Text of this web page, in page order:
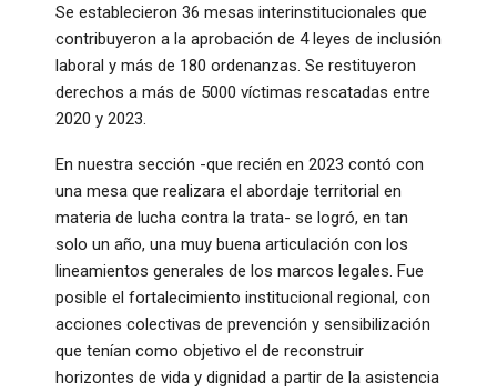
Se establecieron 36 mesas interinstitucionales que
contribuyeron a la aprobación de 4 leyes de inclusión
laboral y más de 180 ordenanzas. Se restituyeron
derechos a más de 5000 víctimas rescatadas entre
2020 y 2023.
En nuestra sección -que recién en 2023 contó con
una mesa que realizara el abordaje territorial en
materia de lucha contra la trata- se logró, en tan
solo un año, una muy buena articulación con los
lineamientos generales de los marcos legales. Fue
posible el fortalecimiento institucional regional, con
acciones colectivas de prevención y sensibilización
que tenían como objetivo el de reconstruir
horizontes de vida y dignidad a partir de la asistencia